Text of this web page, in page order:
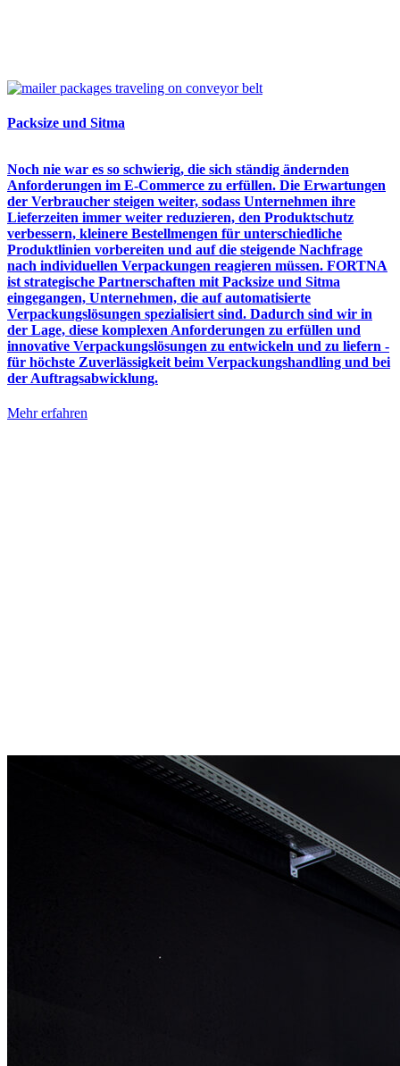
Packsize und Sitma
Noch nie war es so schwierig, die sich ständig ändernden
Anforderungen im E-Commerce zu erfüllen. Die Erwartungen
der Verbraucher steigen weiter, sodass Unternehmen ihre
Lieferzeiten immer weiter reduzieren, den Produktschutz
verbessern, kleinere Bestellmengen für unterschiedliche
Produktlinien vorbereiten und auf die steigende Nachfrage
nach individuellen Verpackungen reagieren müssen. FORTNA
ist strategische Partnerschaften mit Packsize und Sitma
eingegangen, Unternehmen, die auf automatisierte
Verpackungslösungen spezialisiert sind. Dadurch sind wir in
der Lage, diese komplexen Anforderungen zu erfüllen und
innovative Verpackungslösungen zu entwickeln und zu liefern -
für höchste Zuverlässigkeit beim Verpackungshandling und bei
der Auftragsabwicklung.
Mehr erfahren